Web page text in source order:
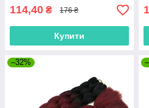
114,40 ₴ 176 ₴
Купити
–32%